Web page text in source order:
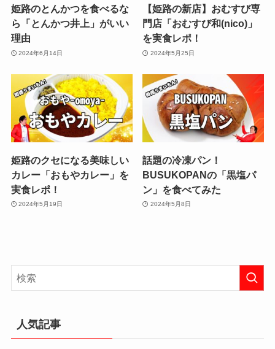
姫路のとんかつを食べるな
ら「とんかつ井上」がいい
理由
2024年6月14日
【姫路の新店】おむすび専
門店「おむすび和(nico)」
を実食レポ！
2024年5月25日
姫路のクセになる美味しい
カレー「おもやカレー」を
実食レポ！
2024年5月19日
話題の冷凍パン！
BUSUKOPANの「黒塩パ
ン」を食べてみた
2024年5月8日
人気記事